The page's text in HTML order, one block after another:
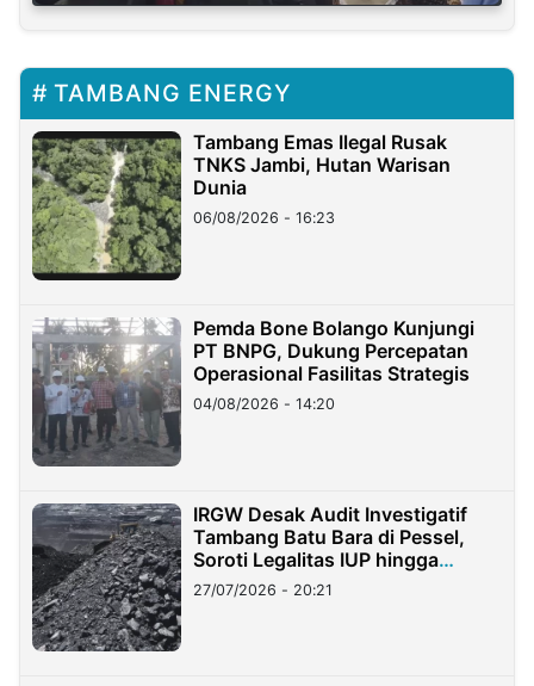
TAMBANG ENERGY
Tambang Emas Ilegal Rusak
TNKS Jambi, Hutan Warisan
Dunia
06/08/2026 - 16:23
Pemda Bone Bolango Kunjungi
PT BNPG, Dukung Percepatan
Operasional Fasilitas Strategis
04/08/2026 - 14:20
IRGW Desak Audit Investigatif
Tambang Batu Bara di Pessel,
Soroti Legalitas IUP hingga
Stockpile
27/07/2026 - 20:21